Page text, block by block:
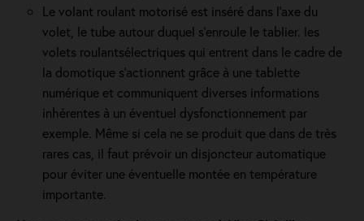
Le volant roulant motorisé est inséré dans l’axe du
volet, le tube autour duquel s’enroule le tablier. les
volets roulantsélectriques qui entrent dans le cadre de
la domotique s'actionnent grâce à une tablette
numérique et communiquent diverses informations
inhérentes à un éventuel dysfonctionnement par
exemple. Même si cela ne se produit que dans de très
rares cas, il faut prévoir un disjoncteur automatique
pour éviter une éventuelle montée en température
importante.